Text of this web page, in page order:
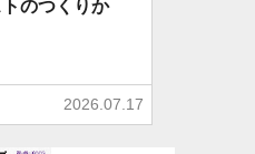
のつくりか
2026.07.17